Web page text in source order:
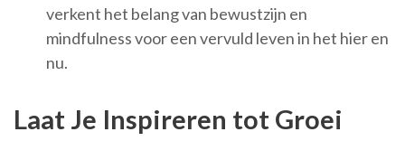
verkent het belang van bewustzijn en
mindfulness voor een vervuld leven in het hier en
nu.
Laat Je Inspireren tot Groei